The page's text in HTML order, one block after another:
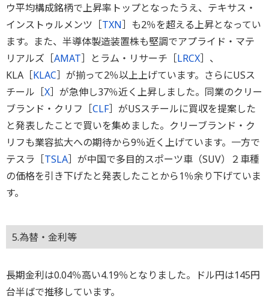
ウ平均構成銘柄で上昇率トップとなったうえ、テキサス・
インストゥルメンツ［TXN］も2％を超える上昇となってい
ます。また、半導体製造装置株も堅調でアプライド・マテ
リアルズ［AMAT］とラム・リサーチ［LRCX］、
KLA［KLAC］が揃って2％以上上げています。さらにUSス
チール［X］が急伸し37％近く上昇しました。同業のクリー
ブランド・クリフ［CLF］がUSスチールに買収を提案した
と発表したことで買いを集めました。クリーブランド・ク
リフも業容拡大への期待から9％近く上げています。一方で
テスラ［TSLA］が中国で多目的スポーツ車（SUV）２車種
の価格を引き下げたと発表したことから1％余り下げていま
す。
5.為替・金利等
長期金利は0.04％高い4.19％となりました。ドル円は145円
台半ばで推移しています。